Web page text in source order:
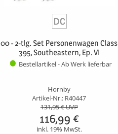
00 - 2-tlg. Set Personenwagen Class
395, Southeastern, Ep. VI
Bestellartikel - Ab Werk lieferbar
Hornby
Artikel-Nr.: R40447
131,95€ UVP
116,99 €
inkl. 19% MwSt.